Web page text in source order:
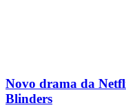
Novo drama da
Blinders